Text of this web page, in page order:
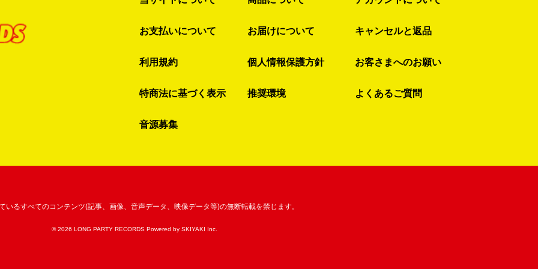
お支払いについて お届けについて キャンセルと返品
利用規約 個人情報保護方針 お客さまへのお願い
特商法に基づく表示 推奨環境 よくあるご質問
音源募集
いるすべてのコンテンツ(記事、画像、音声データ、映像データ等)の無断転載を禁じます。
© 2026 LONG PARTY RECORDS Powered by SKIYAKI Inc.